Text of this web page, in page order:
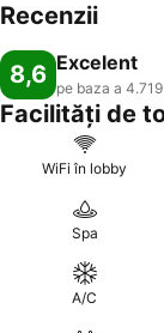
Recenzii
8,6 Excelent
pe baza a
Facilități de
WiFi în lobby
Spa
A/C